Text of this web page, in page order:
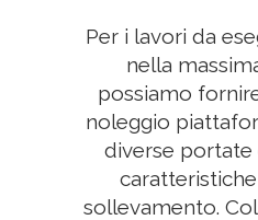
Per i lavori da
nella
possiamo
noleggio
diverse portate
sollevamento.